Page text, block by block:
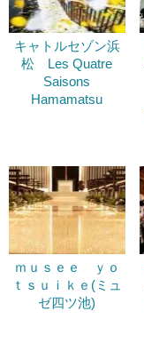
キャトルセゾン浜
松 Les Quatre
Saisons
Hamamatsu
ｍｕｓｅｅ ｙｏ
ｔｓｕｉｋｅ(ミュ
ゼ四ツ池)